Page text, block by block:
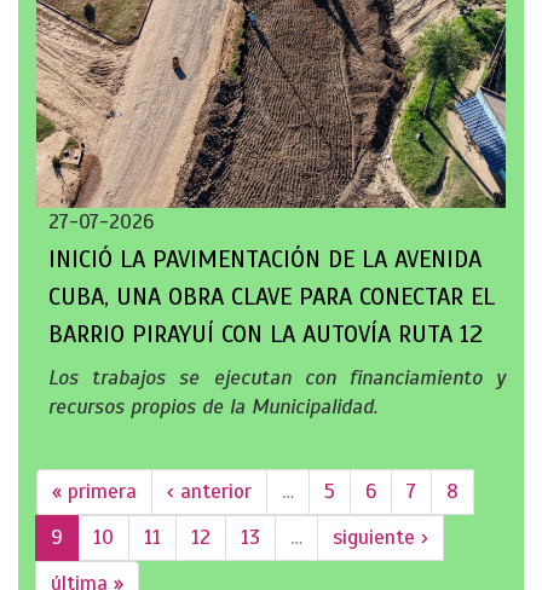
27-07-2026
INICIÓ LA PAVIMENTACIÓN DE LA AVENIDA
CUBA, UNA OBRA CLAVE PARA CONECTAR EL
BARRIO PIRAYUÍ CON LA AUTOVÍA RUTA 12
Los trabajos se ejecutan con financiamiento y
recursos propios de la Municipalidad.
« primera ‹ anterior … 5 6 7
8
9
10 11 12 13 …
siguiente ›
última »